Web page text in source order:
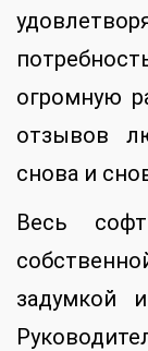
огромную
отзывов
снова и
Весь
задумкой